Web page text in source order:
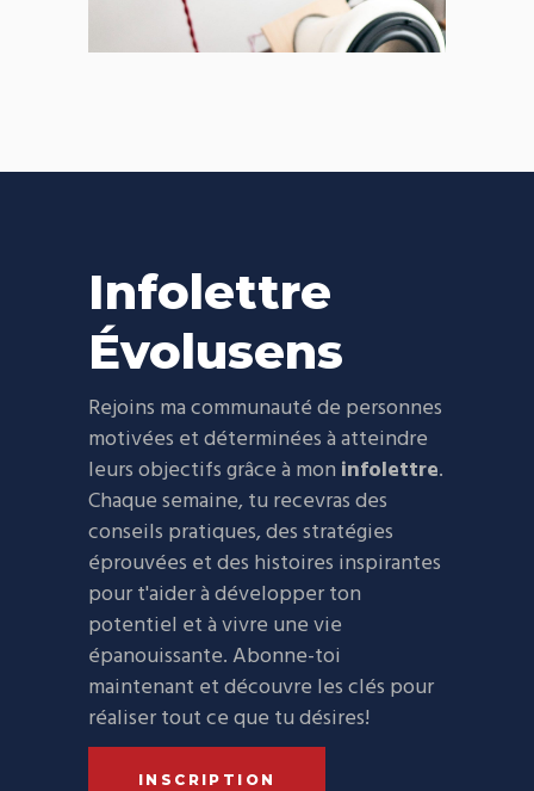
Infolettre
Évolusens
Rejoins ma communauté de personnes
motivées et déterminées à atteindre
leurs objectifs grâce à mon infolettre.
Chaque semaine, tu recevras des
conseils pratiques, des stratégies
éprouvées et des histoires inspirantes
pour t'aider à développer ton
potentiel et à vivre une vie
épanouissante. Abonne-toi
maintenant et découvre les clés pour
réaliser tout ce que tu désires!
INSCRIPTION